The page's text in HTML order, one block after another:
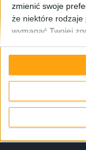
zmienić swoje
że niektóre rodzaje
wymagać Twojej
do tej witryny.
preferencje lub
przycisk
Jaki
kartę